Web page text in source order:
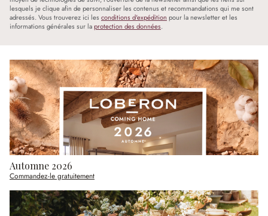
lesquels je clique afin de personnaliser les contenus et recommandations qui me sont
adressés. Vous trouverez ici les conditions d'expédition pour la newsletter et les
informations générales sur laprotection des données.
Automne 2026
Commandez-le gratuitement